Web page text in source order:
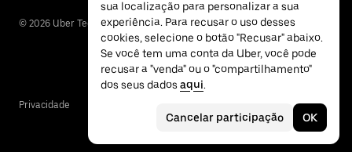
© 2026 Uber Technologies Inc.
Privacidade
sua localização para personalizar a sua
experiência. Para recusar o uso desses
cookies, selecione o botão "Recusar" abaixo.
Se você tem uma conta da Uber, você pode
recusar a "venda" ou o "compartilhamento"
dos seus dados aqui.
Cancelar participação OK